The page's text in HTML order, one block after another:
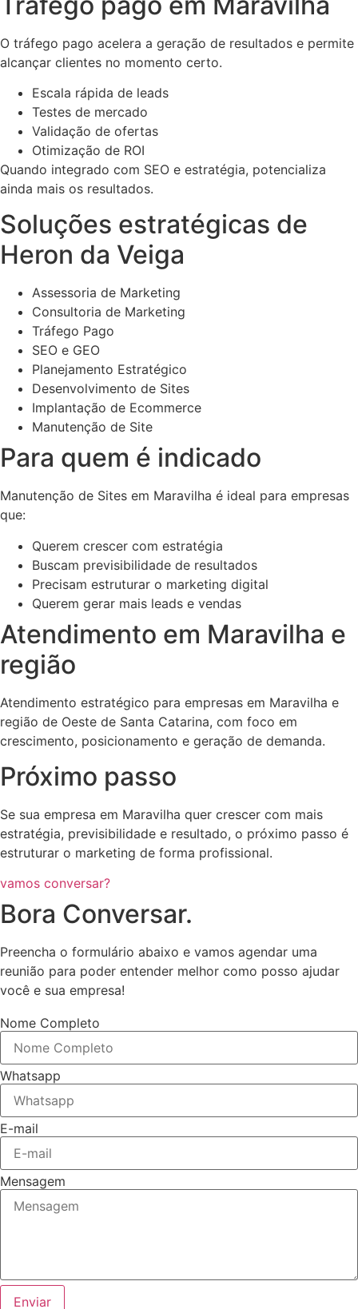
O tráfego pago acelera a geração de resultados e permite
alcançar clientes no momento certo.
Escala rápida de leads
Testes de mercado
Validação de ofertas
Otimização de ROI
Quando integrado com SEO e estratégia, potencializa
ainda mais os resultados.
Soluções estratégicas de
Heron da Veiga
Assessoria de Marketing
Consultoria de Marketing
Tráfego Pago
SEO e GEO
Planejamento Estratégico
Desenvolvimento de Sites
Implantação de Ecommerce
Manutenção de Site
Para quem é indicado
Manutenção de Sites em Maravilha é ideal para empresas
que:
Querem crescer com estratégia
Buscam previsibilidade de resultados
Precisam estruturar o marketing digital
Querem gerar mais leads e vendas
Atendimento em Maravilha e
região
Atendimento estratégico para empresas em Maravilha e
região de Oeste de Santa Catarina, com foco em
crescimento, posicionamento e geração de demanda.
Próximo passo
Se sua empresa em Maravilha quer crescer com mais
estratégia, previsibilidade e resultado, o próximo passo é
estruturar o marketing de forma profissional.
vamos conversar?
Bora Conversar.
Preencha o formulário abaixo e vamos agendar uma
reunião para poder entender melhor como posso ajudar
você e sua empresa!
Nome Completo
Whatsapp
E-mail
Mensagem
Enviar